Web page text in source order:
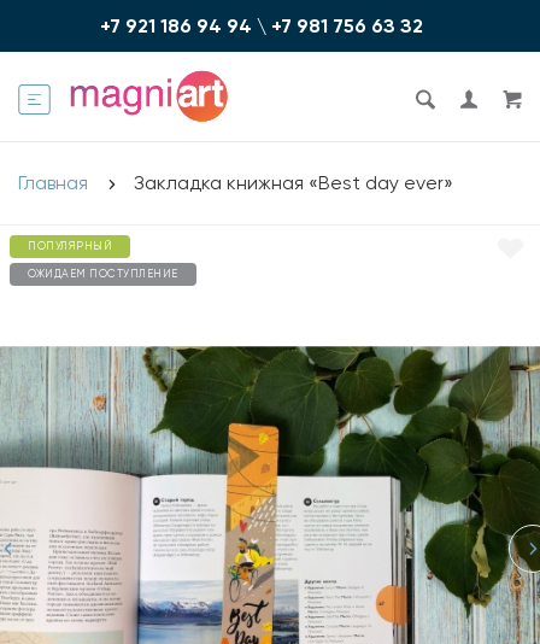
+7 921 186 94 94 \ +7 981 756 6З З2
Главная Закладка книжная «Best day ever»
ПОПУЛЯРНЫЙ
ОЖИДАЕМ ПОСТУПЛЕНИЕ